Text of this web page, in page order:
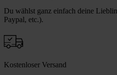
Du wählst ganz einfach deine
Paypal, etc.).
Kostenloser Versand